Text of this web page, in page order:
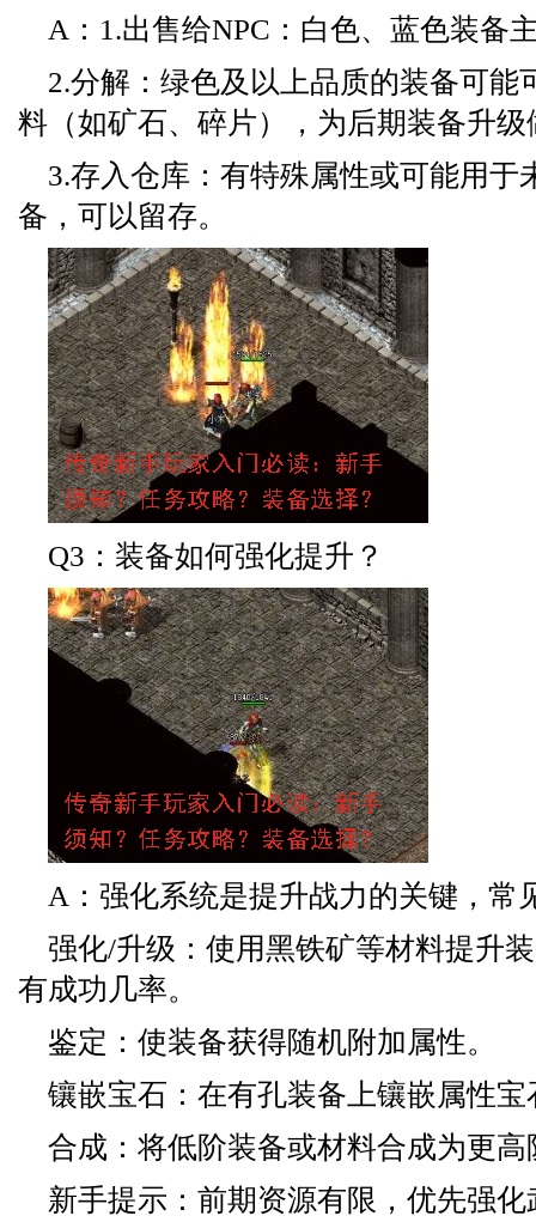
A：1.出售给NPC：白色、蓝色装备
2.分解：绿色及以上品质的装备可能
料（如矿石、碎片），为后期装备升级
3.存入仓库：有特殊属性或可能用于
备，可以留存。
Q3：装备如何强化提升？
A：强化系统是提升战力的关键，常
强化/升级：使用黑铁矿等材料提升
有成功几率。
鉴定：使装备获得随机附加属性。
镶嵌宝石：在有孔装备上镶嵌属性宝
合成：将低阶装备或材料合成为更高
新手提示：前期资源有限，优先强